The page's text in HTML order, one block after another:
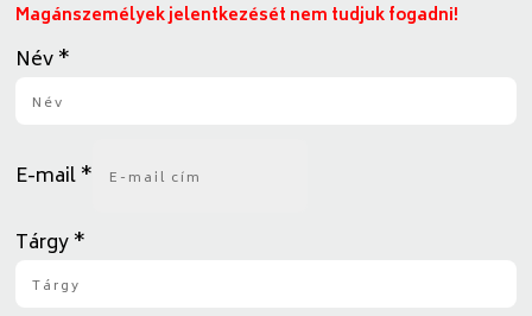
Magánszemélyek jelentkezését nem tudjuk fogadni!
Név*
E-mail*
Tárgy*